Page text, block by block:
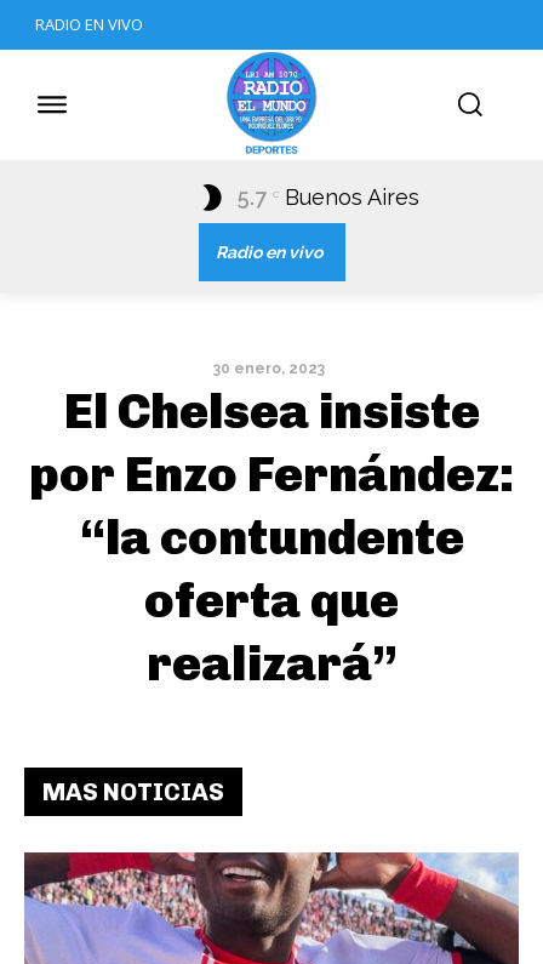
RADIO EN VIVO
5.7 C Buenos Aires
Radio en vivo
30 enero, 2023
El Chelsea insiste
por Enzo Fernández:
“la contundente
oferta que
realizará”
MAS NOTICIAS